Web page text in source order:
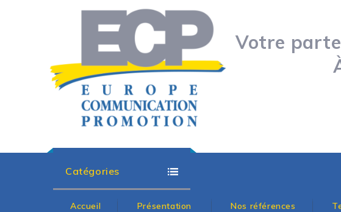
Votre
Catégories
Accueil Présentation Nos références